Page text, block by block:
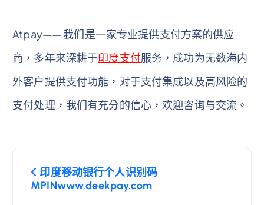
Atpay—— 我们是一家专业提供支付方案的供应
商，多年来深耕于印度支付服务，成功为无数海内
外客户提供支付功能，对于支付集成以及高风险的
支付处理，我们有充分的信心，欢迎咨询与交流。
文
章
印度移动银行个人识别码
MPINwww.deekpay.com